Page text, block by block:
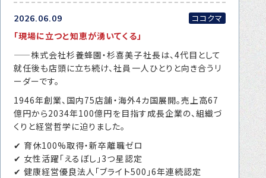
転職をお考えの方へ
転職エージェントサービス
転職者の声
キャリア採用をお考えの企業様へ
選ばれる４つの理由
４つの特長で解決
2026.06.09 ココクマ
「現場に立つと知恵が湧いてくる」
——株式会社杉養蜂園・杉喜美子社長は、4代目として
就任後も店頭に立ち続け、社員一人ひとりと向き合うリ
ーダーです。
1946年創業、国内75店舗・海外4カ国展開。売上高67
億円から2034年100億円を目指す成長企業の、組織づ
くりと経営哲学に迫りました。
✔ 育休100%取得・新卒離職ゼロ
✔ 女性活躍「えるぼし」3つ星認定
✔ 健康経営優良法人「ブライト500」6年連続認定